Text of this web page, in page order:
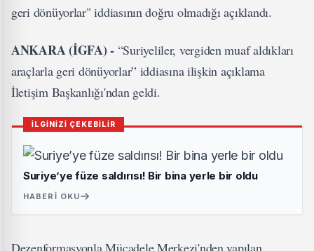
geri dönüyorlar" iddiasının doğru olmadığı açıklandı.
ANKARA (İGFA) -“Suriyeliler, vergiden muaf aldıkları
araçlarla geri dönüyorlar” iddiasına ilişkin açıklama
İletişim Başkanlığı'ndan geldi.
İLGİNİZİ ÇEKEBİLİR
Suriye’ye füze saldırısı! Bir bina yerle bir oldu
HABERI OKU
Dezenformasyonla Mücadele Merkezi'nden yapılan